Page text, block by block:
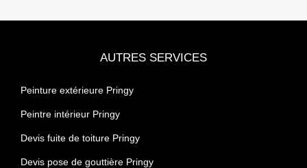
AUTRES SERVICES
Peinture extérieure Pringy
Peintre intérieur Pringy
Devis fuite de toiture Pringy
Devis pose de gouttière Pringy